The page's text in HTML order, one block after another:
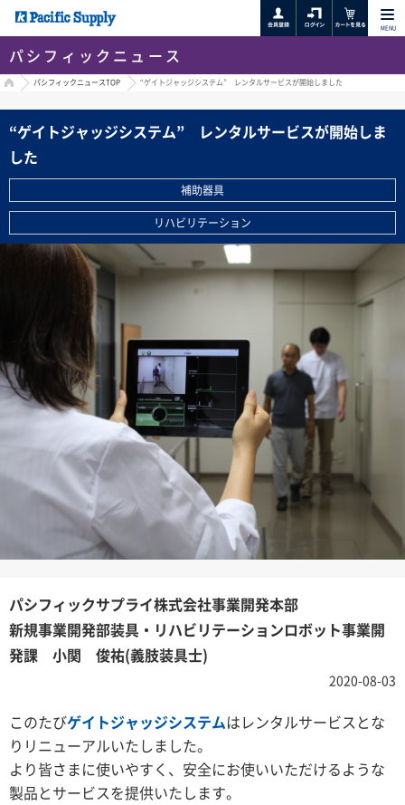
MENU
パシフィックニュース
HOMEパシフィックニュースTOP “ゲイトジャッジシステム” レンタルサービスが開始しました
“ゲイトジャッジシステム” レンタルサービスが開始しま
した
補助器具
リハビリテーション
パシフィックサプライ株式会社事業開発本部
新規事業開発部装具・リハビリテーションロボット事業開
発課 小関 俊祐(義肢装具士)
2020-08-03
このたびゲイトジャッジシステムはレンタルサービスとな
りリニューアルいたしました。
より皆さまに使いやすく、安全にお使いいただけるような
製品とサービスを提供いたします。